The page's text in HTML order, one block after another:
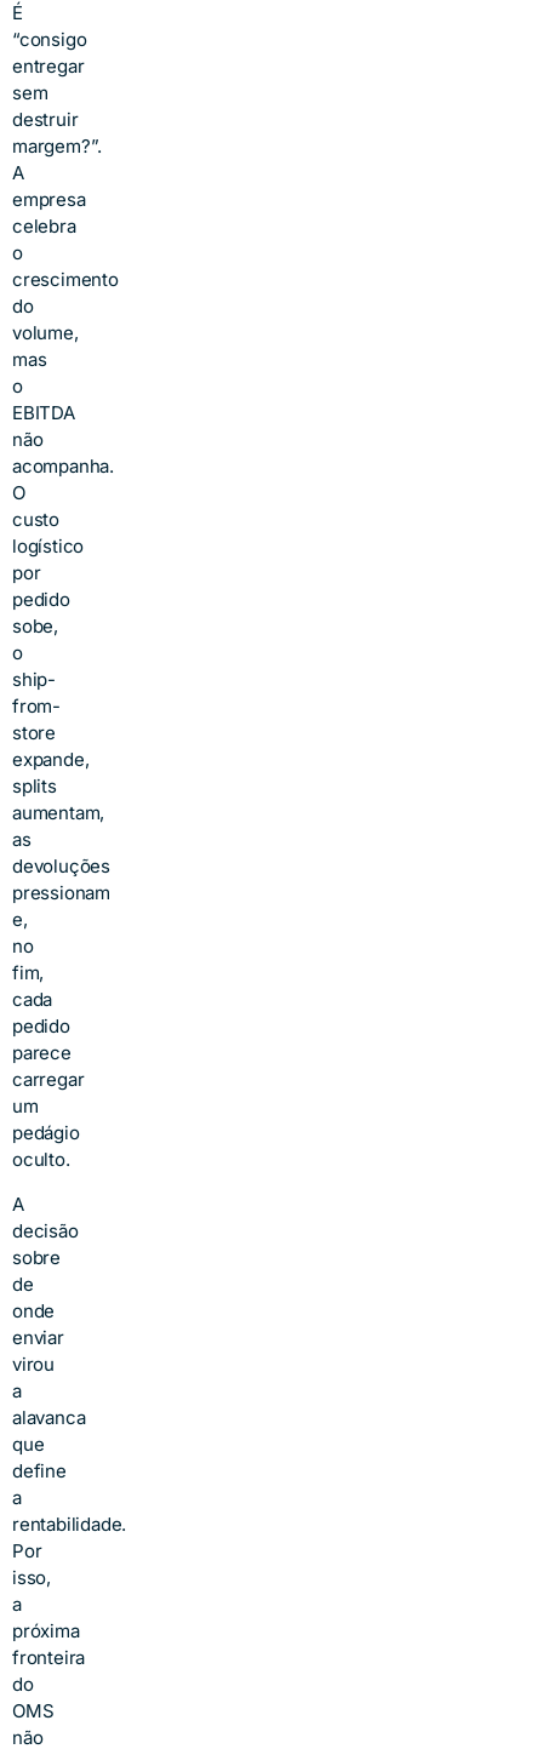
É
“consigo
entregar
sem
destruir
margem?”.
A
empresa
celebra
o
crescimento
do
volume,
mas
o
EBITDA
não
acompanha.
O
custo
logístico
por
pedido
sobe,
o
ship-
from-
store
expande,
splits
aumentam,
as
devoluções
pressionam
e,
no
fim,
cada
pedido
parece
carregar
um
pedágio
oculto.
A
decisão
sobre
de
onde
enviar
virou
a
alavanca
que
define
a
rentabilidade.
Por
isso,
a
próxima
fronteira
do
OMS
não